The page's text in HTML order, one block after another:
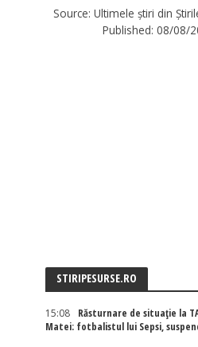
Source: Ultimele știri din
Published: 08/08/
STIRIPESURSE.RO
15:08
Răsturnare de situație la
Matei: fotbalistul lui Sepsi,